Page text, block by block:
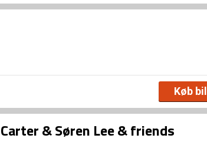
Køb
& Søren Lee & friends